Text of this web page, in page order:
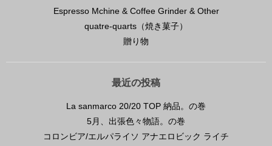
Espresso Mchine & Coffee Grinder & Other
quatre-quarts（焼き菓子）
贈り物
最近の投稿
La sanmarco 20/20 TOP 納品。の巻
5月、出張色々物語。の巻
コロンビア/エルパライソ アナエロビック ライチ